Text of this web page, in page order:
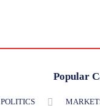
Popular
POLITICS